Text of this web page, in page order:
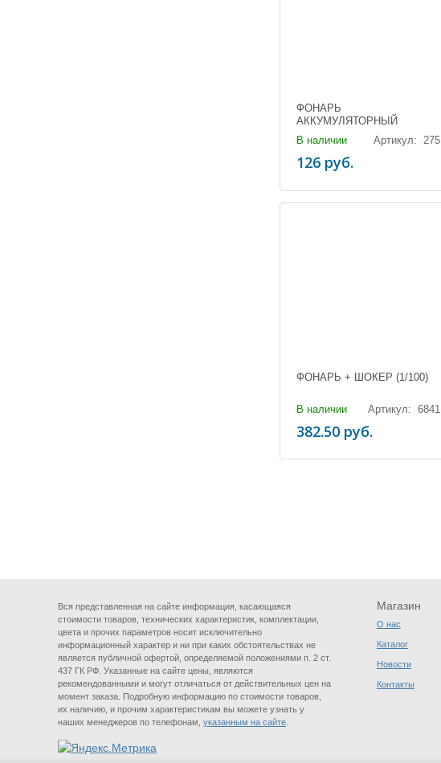
ФОНАРЬ
АККУМУЛЯТОРНЫЙ
КОСМОС (1/120)
В наличии Артикул: 275
126 руб.
ФОНАРЬ + ШОКЕР (1/100)
В наличии Артикул: 6841
382.50 руб.
Вся представленная на сайте информация, касающаяся
стоимости товаров, технических характеристик, комплектации,
цвета и прочих параметров носит исключительно
информационный характер и ни при каких обстоятельствах не
является публичной офертой, определяемой положениями п. 2 ст.
437 ГК РФ. Указанные на сайте цены, являются
рекомендованными и могут отличаться от действительных цен на
момент заказа. Подробную информацию по стоимости товаров,
их наличию, и прочим характеристикам вы можете узнать у
наших менеджеров по телефонам, указанным на сайте
Магазин
О нас
Каталог
Новости
Контакты